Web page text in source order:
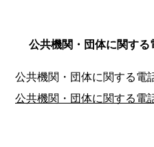
公共機関・団体に関する
公共機関・団体に関する電
公共機関・団体に関する電